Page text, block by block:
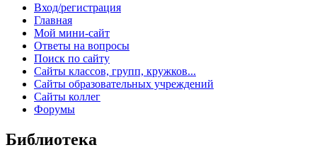
Вход/регистрация
Главная
Мой мини-сайт
Ответы на вопросы
Поиск по сайту
Сайты классов, групп, кружков...
Сайты образовательных учреждений
Сайты коллег
Форумы
Библиотека